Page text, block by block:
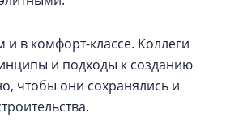
в комфорт-классе. Коллеги
и подходы к созданию
чтобы они сохранялись и